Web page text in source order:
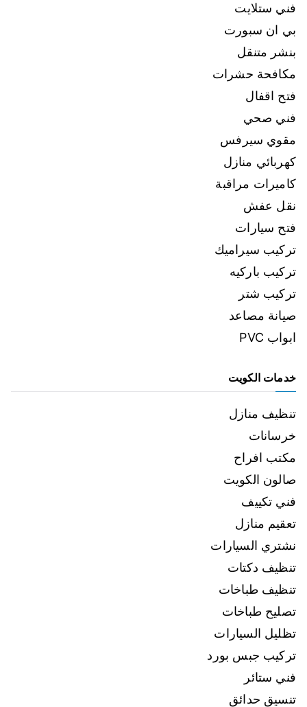
فني ستلايت
بي ان سبورت
بنشر متنقل
مكافحة حشرات
فتح اقفال
فني صحي
مقوي سيرفس
كهربائي منازل
كاميرات مراقبة
نقل عفش
فتح سيارات
تركيب سيراميك
تركيب باركيه
تركيب شتر
صيانة مصاعد
ابواب PVC
خدمات الكويت
تنظيف منازل
خرسانات
مكتب افراح
صالون الكويت
فني تكييف
تعقيم منازل
نشتري السيارات
تنظيف دكتات
تنظيف طباخات
تصليح طباخات
تظليل السيارات
تركيب جبس بورد
فني ستائر
تنسيق حدائق